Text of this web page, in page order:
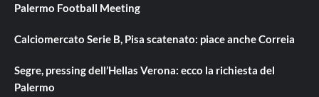
Palermo Football Meeting
Calciomercato Serie B, Pisa scatenato: piace anche Correia
Segre, pressing dell’Hellas Verona: ecco la richiesta del
Palermo